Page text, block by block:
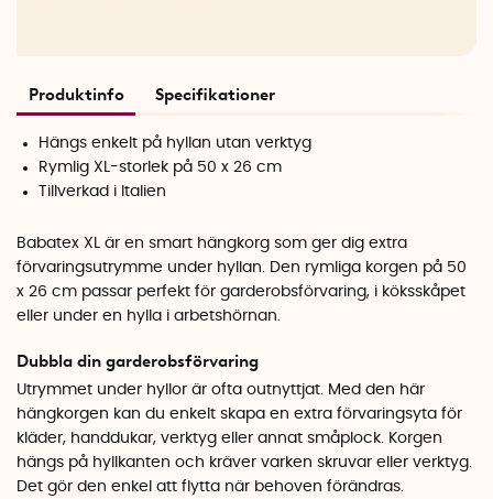
Produktinfo Specifikationer
Hängs enkelt på hyllan utan verktyg
Rymlig XL-storlek på 50 x 26 cm
Tillverkad i Italien
Babatex XL är en smart hängkorg som ger dig extra
förvaringsutrymme under hyllan. Den rymliga korgen på 50
x 26 cm passar perfekt för garderobsförvaring, i köksskåpet
eller under en hylla i arbetshörnan.
Dubbla din garderobsförvaring
Utrymmet under hyllor är ofta outnyttjat. Med den här
hängkorgen kan du enkelt skapa en extra förvaringsyta för
kläder, handdukar, verktyg eller annat småplock. Korgen
hängs på hyllkanten och kräver varken skruvar eller verktyg.
Det gör den enkel att flytta när behoven förändras.